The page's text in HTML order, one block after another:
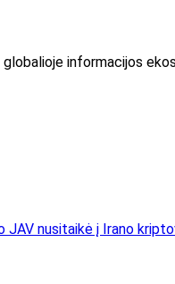
informacijos
JAV nusitaikė į Irano